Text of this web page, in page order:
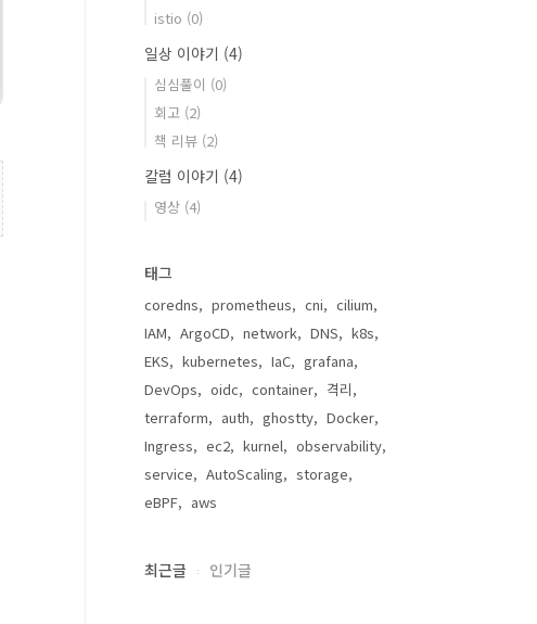
istio (0)
일상 이야기 (4)
심심풀이 (0)
회고 (2)
책 리뷰 (2)
칼럼 이야기 (4)
영상 (4)
태그
coredns prometheus cni
cilium
IAM
ArgoCD network DNS
k8s
EKS
kubernetes IaC
grafana
DevOps
oidc container
격리
terraform
auth ghostty
Docker
Ingress
ec2 kurnel
observability
service
AutoScaling
storage
eBPF
aws
최근글 인기글